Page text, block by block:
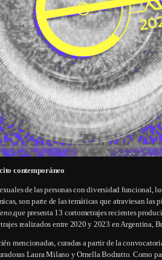
contemporáneo
de las personas con diversidad funcional,
son parte de las temáticas que atraviesan las
que presenta 13 cortometrajes recientes
realizados entre 2020 y 2023 en Argentina,
mencionadas, curadas a partir de la
Laura Milano y Ornella Bodratto. Como